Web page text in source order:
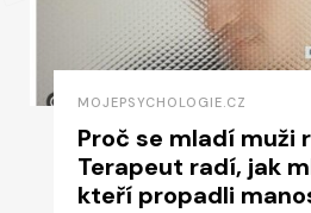
MOJEPSYCHOLOGIE.CZ
Proč se mladí muži
Terapeut radí, jak
kteří propadli